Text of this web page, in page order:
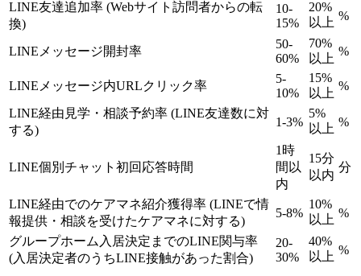
LINE友達追加率 (Webサイト訪問者からの転
換)
10-
15%
20%
以上 %
LINEメッセージ開封率
50-
60%
70%
以上
%
LINEメッセージ内URLクリック率
5-
10%
15%
以上
%
LINE経由見学・相談予約率 (LINE友達数に対
する)
1-3%
5%
以上 %
LINE個別チャット初回応答時間
1時
間以
内
15分
以内
分
LINE経由でのケアマネ紹介獲得率 (LINEで情
報提供・相談を受けたケアマネに対する)
5-8%
10%
以上 %
グループホーム入居決定までのLINE関与率
(入居決定者のうちLINE接触があった割合)
20-
30%
40%
以上 %